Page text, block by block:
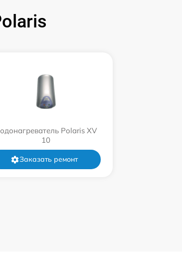
Polaris XV
10
Заказать ремонт